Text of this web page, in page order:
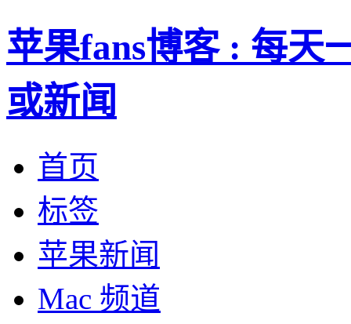
苹果fans博客 : 每天
或新闻
首页
标签
苹果新闻
Mac 频道